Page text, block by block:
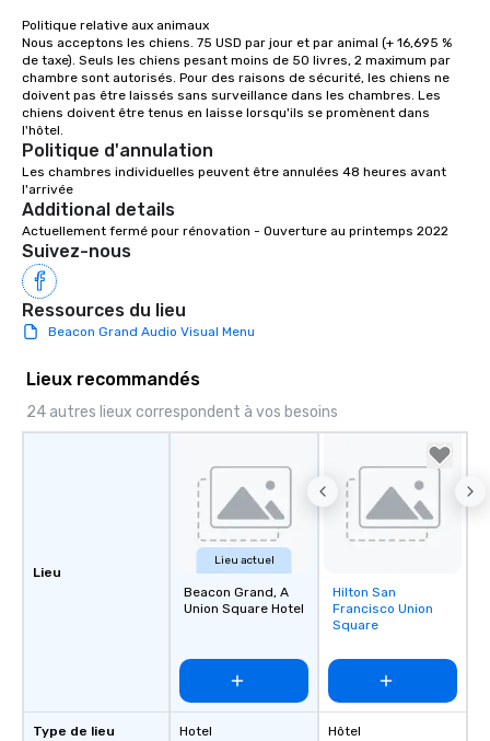
Politique relative aux animaux
Nous acceptons les chiens. 75 USD par jour et par animal (+ 16,695 %
de taxe). Seuls les chiens pesant moins de 50 livres, 2 maximum par
chambre sont autorisés. Pour des raisons de sécurité, les chiens ne
doivent pas être laissés sans surveillance dans les chambres. Les
chiens doivent être tenus en laisse lorsqu'ils se promènent dans
Politique d'annulation
Les chambres individuelles peuvent être annulées 48 heures avant
l'arrivée
Additional details
Actuellement fermé pour rénovation - Ouverture au printemps 2022
Suivez-nous
Ressources du lieu
Beacon Grand Audio Visual Menu
Lieux recommandés
24 autres lieux correspondent à vos besoins
Lieu
Type de lieu
Lieu actuel
Beacon Grand, A
Union Square Hotel
Hotel
Removed from
favorites
Hilton San
Francisco Union
Square
Hôtel